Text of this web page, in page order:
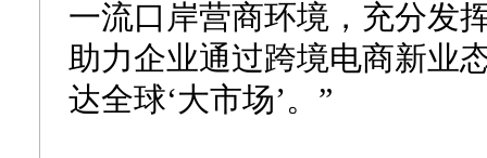
一流口岸营商环境，充分发
助力企业通过跨境电商新业
达全球‘大市场’。”